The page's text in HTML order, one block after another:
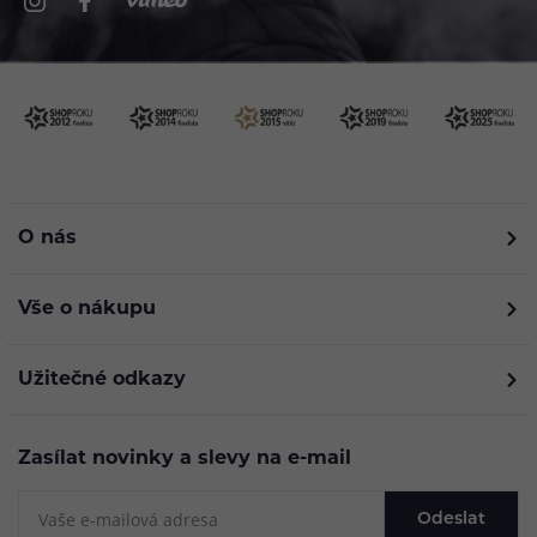
O nás
Vše o nákupu
Užitečné odkazy
Zasílat novinky a slevy na e-mail
Odeslat